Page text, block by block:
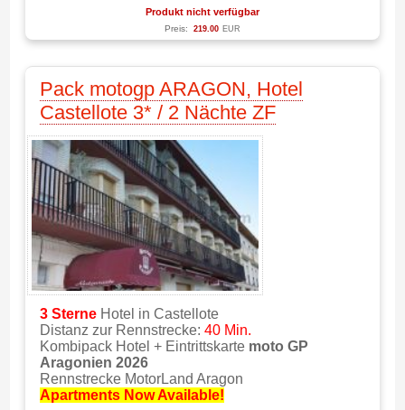
Produkt nicht verfügbar
Preis: 219.00 EUR
Pack motogp ARAGON, Hotel
Castellote 3* / 2 Nächte ZF
3 Sterne Hotel in Castellote
Distanz zur Rennstrecke: 40 Min.
Kombipack Hotel + Eintrittskarte moto GP
Aragonien 2026
Rennstrecke MotorLand Aragon
Apartments Now Available!